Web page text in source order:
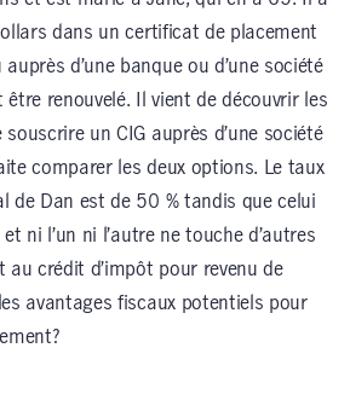
dans un certificat de placement
d’une banque ou d’une société
renouvelé. Il vient de découvrir les
un CIG auprès d’une société
comparer les deux options. Le taux
de Dan est de 50 % tandis que celui
ni l’un ni l’autre ne touche d’autres
au crédit d’impôt pour revenu de
avantages fiscaux potentiels pour